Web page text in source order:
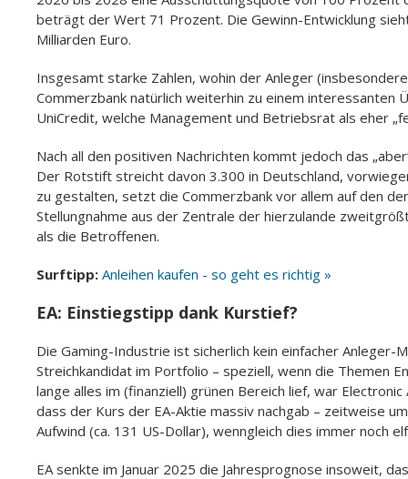
beträgt der Wert 71 Prozent. Die Gewinn-Entwicklung
Milliarden Euro.
Insgesamt starke Zahlen, wohin der Anleger
Commerzbank natürlich weiterhin zu einem interessanten
UniCredit, welche Management und Betriebsrat als eher
Nach all den positiven Nachrichten kommt jedoch das
Der Rotstift streicht davon 3.300 in Deutschland,
zu gestalten, setzt die Commerzbank vor allem auf den
Stellungnahme aus der Zentrale der hierzulande
als die Betroffenen.
Surftipp: Anleihen kaufen - so geht es richtig »
EA: Einstiegstipp dank Kurstief?
Die Gaming-Industrie ist sicherlich kein einfacher
Streichkandidat im Portfolio – speziell, wenn die Themen
lange alles im (finanziell) grünen Bereich lief, war
dass der Kurs der EA-Aktie massiv nachgab – zeitweise
Aufwind (ca. 131 US-Dollar), wenngleich dies immer noch
EA senkte im Januar 2025 die Jahresprognose insoweit,